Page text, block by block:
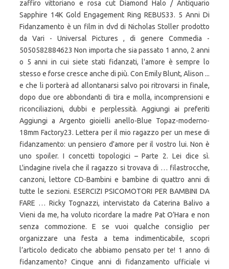
zaffiro vittoriano e rosa cut Diamond Halo / Antiquario
Sapphire 14K Gold Engagement Ring REBUS33. 5 Anni Di
Fidanzamento è un film in dvd di Nicholas Stoller prodotto
da Vari - Universal Pictures , di genere Commedia -
5050582884623 Non importa che sia passato 1 anno, 2 anni
o 5 anni in cui siete stati fidanzati, l'amore è sempre lo
stesso e forse cresce anche di più. Con Emily Blunt, Alison ...
e che li porterà ad allontanarsi salvo poi ritrovarsi in finale,
dopo due ore abbondanti di tira e molla, incomprensioni e
riconciliazioni, dubbi e perplessità. Aggiungi ai preferiti
Aggiungi a Argento gioielli anello-Blue Topaz-moderno-
18mm Factory23. Lettera per il mio ragazzo per un mese di
fidanzamento: un pensiero d'amore per il vostro lui. Non è
uno spoiler. I concetti topologici – Parte 2. Lei dice sì.
L'indagine rivela che il ragazzo si trovava di … filastrocche,
canzoni, lettore CD-Bambini e bambine di quattro anni di
tutte le sezioni. ESERCIZI PSICOMOTORI PER BAMBINI DA
FARE … Ricky Tognazzi, intervistato da Caterina Balivo a
Vieni da me, ha voluto ricordare la madre Pat O’Hara e non
senza commozione. E se vuoi qualche consiglio per
organizzare una festa a tema indimenticabile, scopri
l’articolo dedicato che abbiamo pensato per te! 1 anno di
fidanzamento? Cinque anni di fidanzamento ufficiale vi